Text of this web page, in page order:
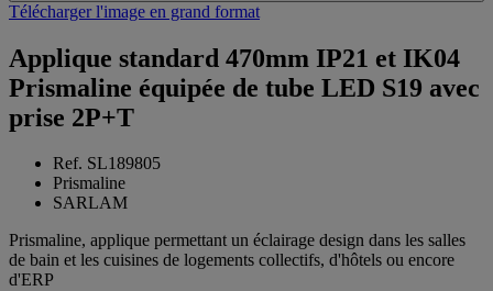
Télécharger l'image en grand format
Applique standard 470mm IP21 et IK04
Prismaline équipée de tube LED S19 avec
prise 2P+T
Ref. SL189805
Prismaline
SARLAM
Prismaline, applique permettant un éclairage design dans les salles
de bain et les cuisines de logements collectifs, d'hôtels ou encore
d'ERP